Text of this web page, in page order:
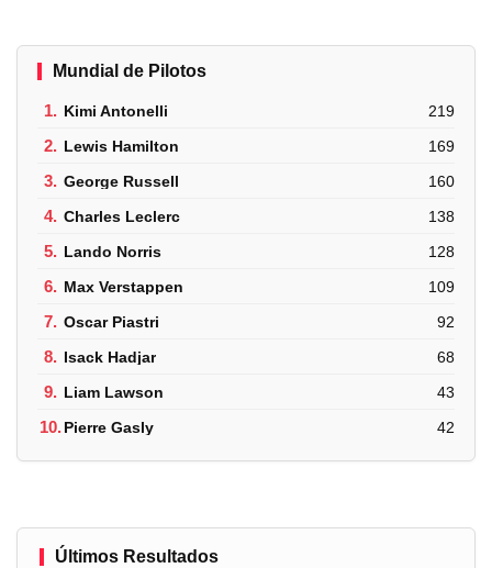
Mundial de Pilotos
1. Kimi Antonelli 219
2. Lewis Hamilton 169
3. George Russell 160
4. Charles Leclerc 138
5. Lando Norris 128
6. Max Verstappen 109
7. Oscar Piastri 92
8. Isack Hadjar 68
9. Liam Lawson 43
10.Pierre Gasly 42
Últimos Resultados